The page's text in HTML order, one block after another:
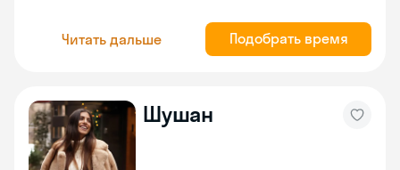
Читать дальше Подобрать время
Шушан